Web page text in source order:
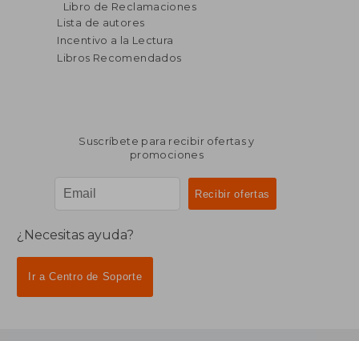
Libro de Reclamaciones
Lista de autores
Incentivo a la Lectura
Libros Recomendados
Suscríbete para recibir ofertas y
promociones
¿Necesitas ayuda?
Ir a Centro de Soporte